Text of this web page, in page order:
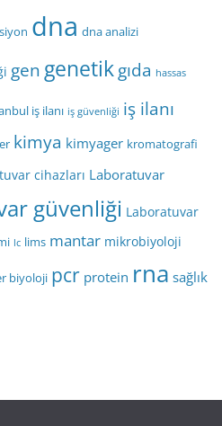
dna dna analizi
gen genetikgıda hassas
iş ilanı iş güvenliği iş ilanı
kimya kimyager kromatografi
cihazları Laboratuvar
güvenliği Laboratuvar
lc lims mantar mikrobiyoloji
biyoloji pcr protein rna sağlık